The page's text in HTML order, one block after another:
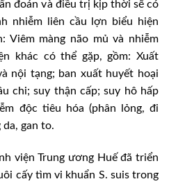
đoán và điều trị kịp thời sẽ có
nhiễm liên cầu lợn biểu hiện
Viêm màng não mủ và nhiễm
khác có thể gặp, gồm: Xuất
nội tạng; ban xuất huyết hoại
chi; suy thận cấp; suy hô hấp
độc tiêu hóa (phân lỏng, đi
da, gan to.
viện Trung ương Huế đã triển
cấy tìm vi khuẩn S. suis trong